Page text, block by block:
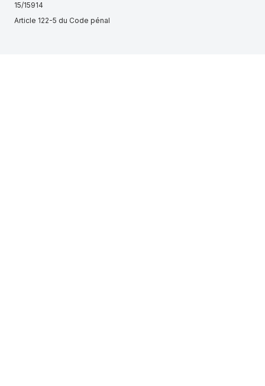
15/15914
Article 122-5 du Code pénal